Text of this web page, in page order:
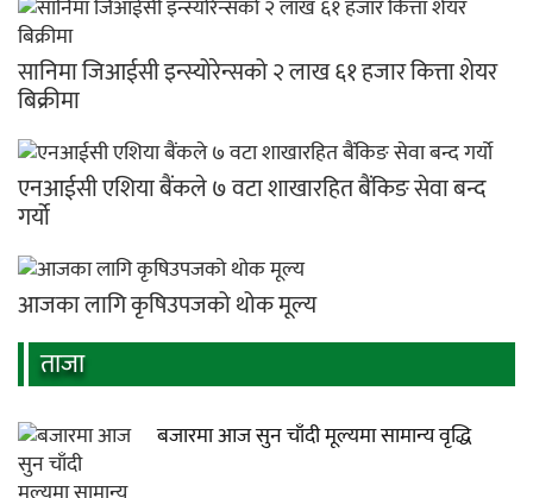
सानिमा जिआईसी इन्स्योरेन्सको २ लाख ६१ हजार कित्ता शेयर
बिक्रीमा
एनआईसी एशिया बैंकले ७ वटा शाखारहित बैंकिङ सेवा बन्द
गर्यो
आजका लागि कृषिउपजको थोक मूल्य
ताजा
बजारमा आज सुन चाँदी मूल्यमा सामान्य वृद्धि